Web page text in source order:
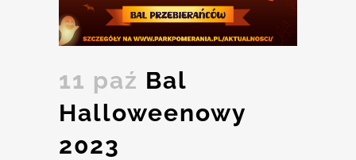
11 paź Bal
Halloweenowy
2023